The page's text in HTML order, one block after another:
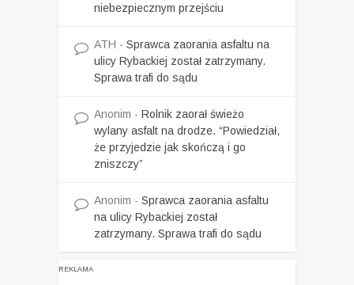
niebezpiecznym przejściu
ATH - Sprawca zaorania asfaltu na
ulicy Rybackiej został zatrzymany.
Sprawa trafi do sądu
Anonim - Rolnik zaorał świeżo
wylany asfalt na drodze. “Powiedział,
że przyjedzie jak skończą i go
zniszczy”
Anonim - Sprawca zaorania asfaltu
na ulicy Rybackiej został
zatrzymany. Sprawa trafi do sądu
REKLAMA